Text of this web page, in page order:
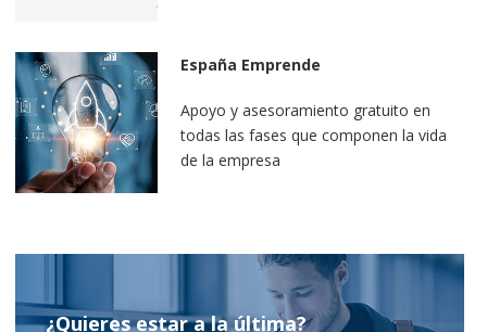
España Emprende
Apoyo y asesoramiento gratuito en
todas las fases que componen la vida
de la empresa
¿Quieres estar a la última?